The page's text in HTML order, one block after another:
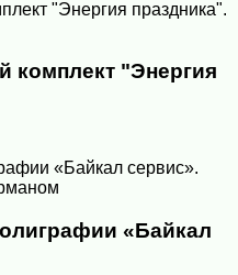
комплект "Энергия
«Байкал